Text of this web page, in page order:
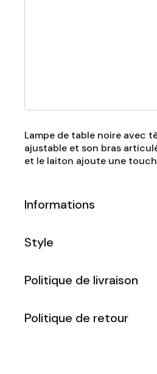
Lampe de table noire avec
ajustable et son bras
et le laiton ajoute une
Informations
Style
Politique de livraison
Politique de retour